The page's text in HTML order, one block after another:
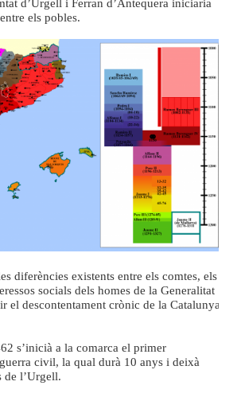
d’Urgell i Ferran d’Antequera iniciaria
els pobles.
diferències existents entre els comtes, els
socials dels homes de la Generalitat
el descontentament crònic de la Catalunya
s’inicià a la comarca el primer
civil, la qual durà 10 anys i deixà
de l’Urgell.